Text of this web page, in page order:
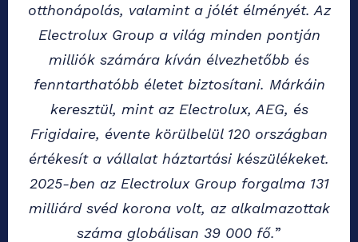
otthonápolás, valamint a jólét élményét. Az
Electrolux Group a világ minden pontján
milliók számára kíván élvezhetőbb és
fenntarthatóbb életet biztosítani. Márkáin
keresztül, mint az Electrolux, AEG, és
Frigidaire, évente körülbelül 120 országban
értékesít a vállalat háztartási készülékeket.
2025-ben az Electrolux Group forgalma 131
milliárd svéd korona volt, az alkalmazottak
száma globálisan 39 000 fő.”